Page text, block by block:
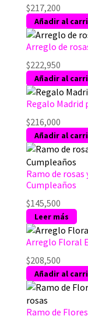
$217,200
Añadir al
Arreglo de
$222,950
Añadir al
Regalo Madrid
$216,000
Añadir al
Ramo de
Cumpleaños
$145,500
Leer más
Arreglo Floral
$208,500
Añadir al
Ramo de